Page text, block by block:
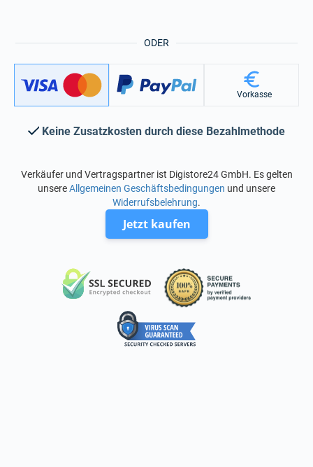
ODER
Vorkasse
Keine Zusatzkosten durch diese Bezahlmethode
Verkäufer und Vertragspartner ist Digistore24 GmbH. Es gelten
unsereAllgemeinen Geschäftsbedingungen und unsere
Widerrufsbelehrung.
Jetzt kaufen